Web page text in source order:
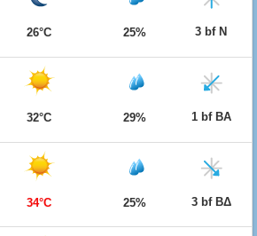
26°C 25% 3 bf Ν
32°C 29% 1 bf ΒΑ
34°C 25% 3 bf ΒΔ